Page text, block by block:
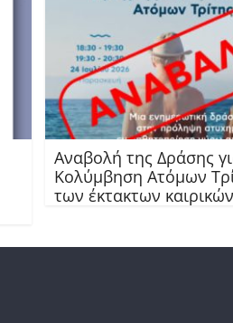
Αναβολή της Δράσης
Κολύμβηση Ατόμων
των έκτακτων